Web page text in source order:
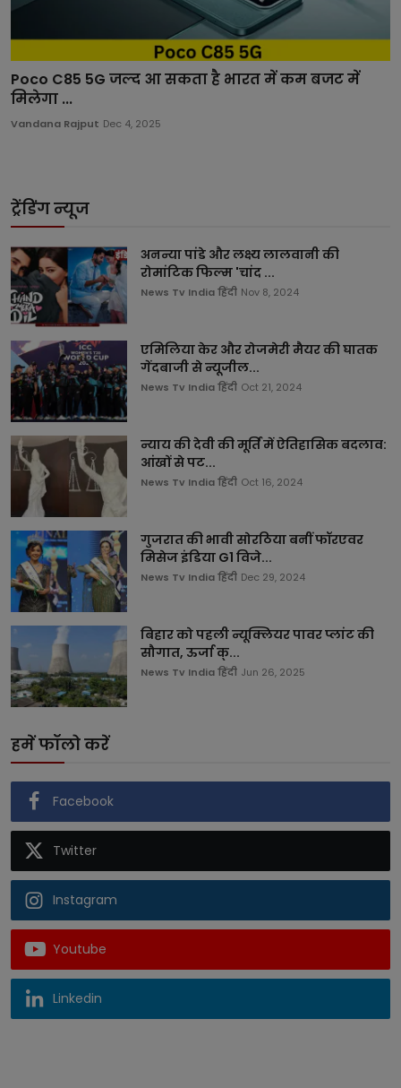
Poco C85 5G जल्द आ सकता है भारत में कम बजट में
मिलेगा ...
Vandana Rajput Dec 4, 2025
ट्रेंडिंग न्यूज
अनन्या पांडे और लक्ष्य लालवानी की
रोमांटिक फिल्म 'चांद ...
News Tv India हिंदी Nov 8, 2024
एमिलिया केर और रोजमेरी मैयर की घातक
गेंदबाजी से न्यूजील...
News Tv India हिंदी Oct 21, 2024
न्याय की देवी की मूर्ति में ऐतिहासिक बदलाव:
आंखों से पट...
News Tv India हिंदी Oct 16, 2024
गुजरात की भावी सोरठिया बनीं फॉरएवर
मिसेज इंडिया G1 विजे...
News Tv India हिंदी Dec 29, 2024
बिहार को पहली न्यूक्लियर पावर प्लांट की
सौगात, ऊर्जा क्...
News Tv India हिंदी Jun 26, 2025
हमें फॉलो करें
Facebook
Twitter
Instagram
Youtube
Linkedin